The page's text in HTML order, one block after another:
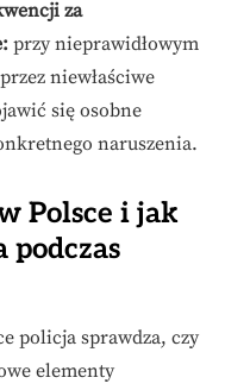
za
przy nieprawidłowym
niewłaściwe
się osobne
naruszenia.
Polsce i jak
policja sprawdza, czy
elementy